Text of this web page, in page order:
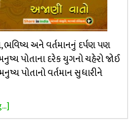
ભવિષ્ય અને વર્તમાનનું દર્પણ પણ
પોતાના દરેક યુગનો ચહેરો જોઈ
પોતાનો વર્તમાન સુધારીને